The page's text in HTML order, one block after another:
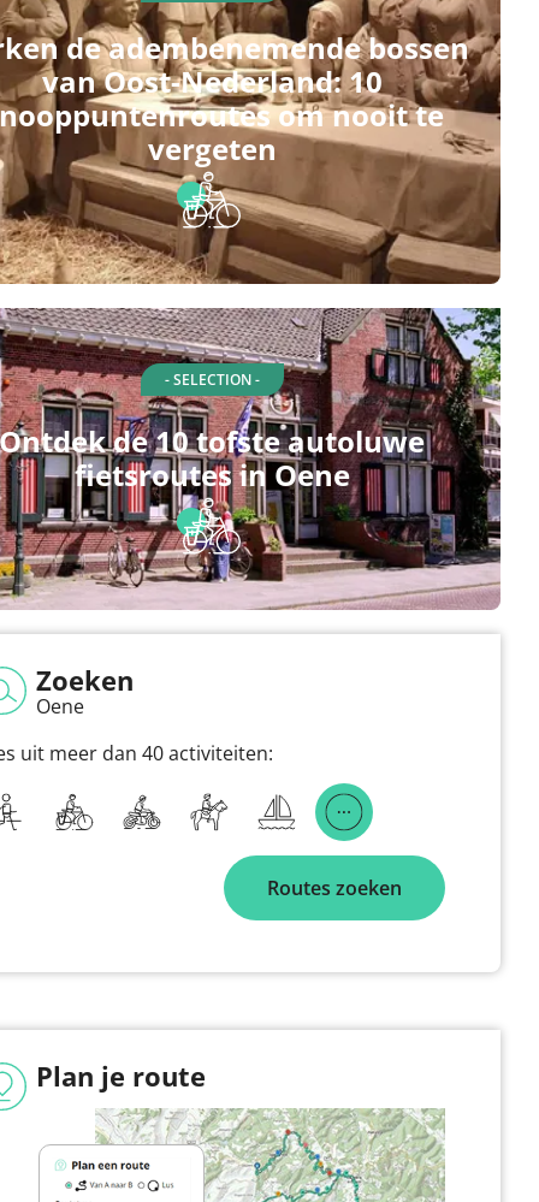
de adembenemende bossen
van Oost-Nederland: 10
om nooit te
vergeten
- SELECTION -
Ontdek de 10 tofste autoluwe
fietsroutes in Oene
Zoeken
Oene
uit meer dan 40 activiteiten:
Routes zoeken
Plan je route